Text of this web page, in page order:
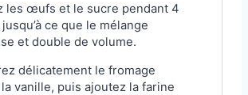
les œufs et le sucre pendant 4
ce que le mélange
et double de volume.
délicatement le fromage
vanille, puis ajoutez la farine